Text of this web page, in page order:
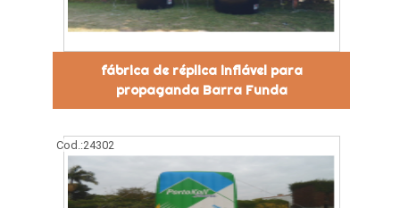
fábrica de réplica inflável para
propaganda Barra Funda
Cod.:24302